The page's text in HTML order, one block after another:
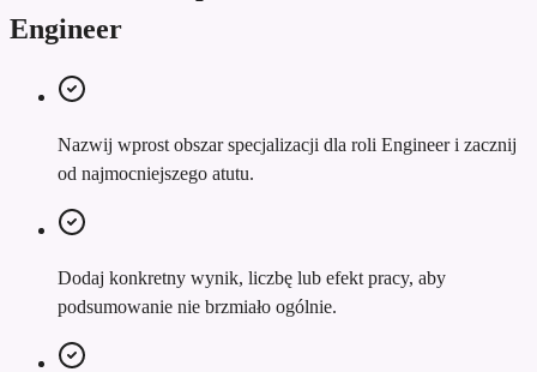
Engineer
Nazwij wprost obszar specjalizacji dla roli Engineer i zacznij
od najmocniejszego atutu.
Dodaj konkretny wynik, liczbę lub efekt pracy, aby
podsumowanie nie brzmiało ogólnie.